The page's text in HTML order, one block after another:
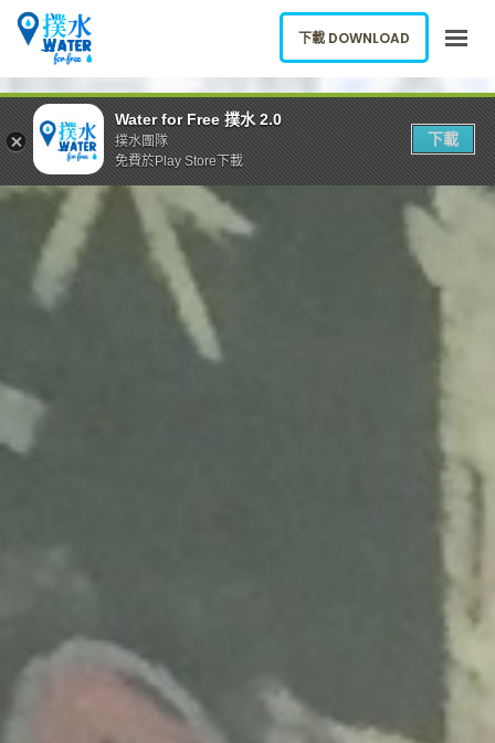
關於我們
下載應用
網誌
報告新飲水機
ENGLISH
下載 DOWNLOAD
下載 DOWNLOAD
Water for Free 撲水 2.0
撲水團隊
免費於Play Store下載
下載